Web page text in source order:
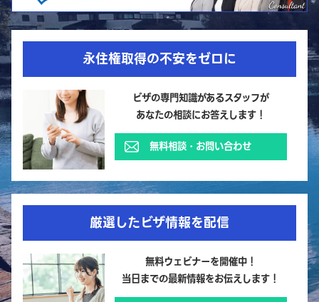
永住権取得の不安をゼロに
ビザの専門知識があるスタッフが
あなたの相談にお答えします！
無料相談・お問い合わせ
厳選したビザ情報を配信
無料ウェビナーを開催中！
当日までの最新情報をお伝えします！